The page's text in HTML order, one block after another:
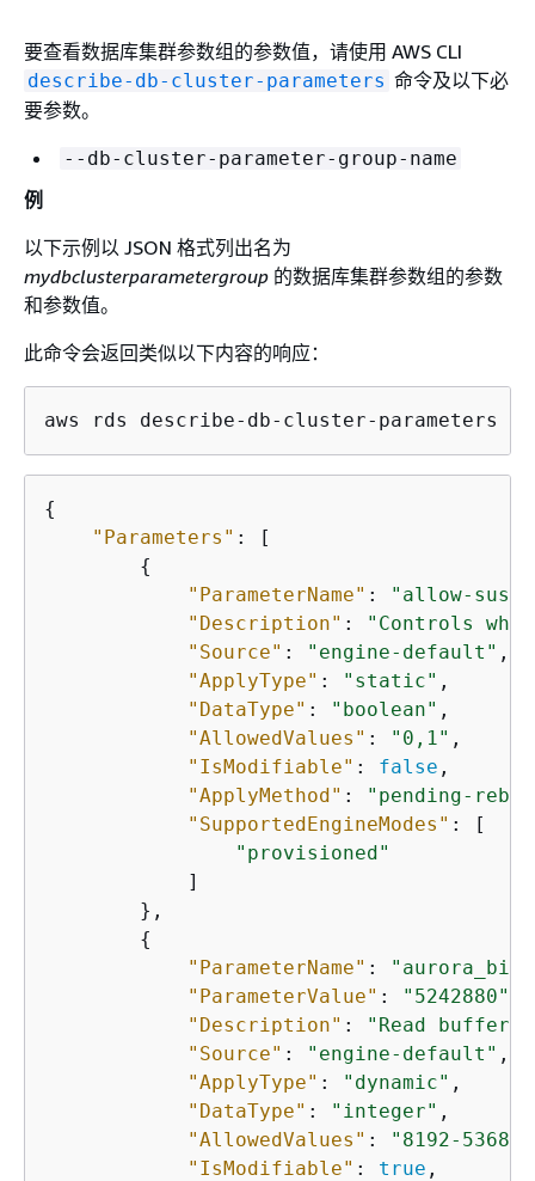
要查看数据库集群参数组的参数值，请使用 AWS CLI
describe-db-cluster-parameters 命令及以下必
要参数。
--db-cluster-parameter-group-name
例
以下示例以 JSON 格式列出名为
mydbclusterparametergroup 的数据库集群参数组的参数
和参数值。
此命令会返回类似以下内容的响应：
aws rds describe-db-cluster-parameters
{
"Parameters" : [
{
"ParameterName" :
"allow-
"Description" :
"Controls
"Source" : "engine-default" ,
"ApplyType" : "static" ,
"DataType" : "boolean" ,
"AllowedValues" : "0,1" ,
"IsModifiable" : false ,
"ApplyMethod" :
"pending-
"SupportedEngineModes" : [
"provisioned"
            ]
        },
{
"ParameterName" :
"ParameterValue" : "5242880"
"Description" :
"Read buffer
"Source" : "engine-default" ,
"ApplyType" : "dynamic" ,
"DataType" : "integer" ,
"AllowedValues" :
"8192-
"IsModifiable" : true ,